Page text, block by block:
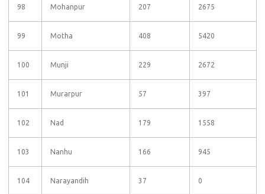
98 Mohanpur 207 2675
99 Motha 408 5420
100 Munji 229 2672
101 Murarpur 57 397
102 Nad 179 1558
103 Nanhu 166 945
104 Narayandih 37 0